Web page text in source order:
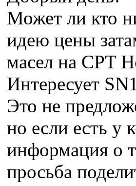
Может ли кто
идею цены
масел на CPT
Интересует
Это не
но если есть у
информация о
просьба